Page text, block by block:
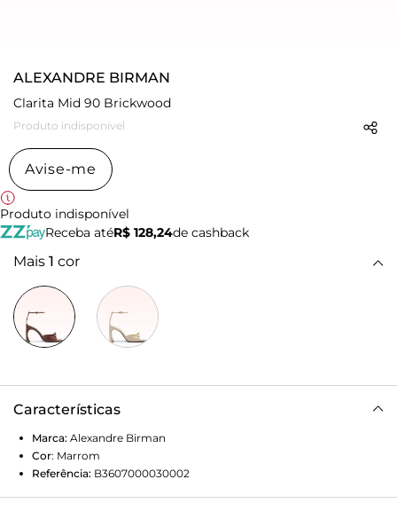
ALEXANDRE BIRMAN
Clarita Mid 90 Brickwood
Produto indisponível
Avise-me
Produto indisponível
Receba atéR$ 128,24de cashback
Mais 1 cor
Características
Marca: Alexandre Birman
Cor: Marrom
Referência: B3607000030002